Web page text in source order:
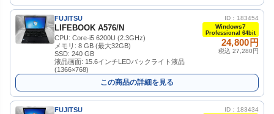
FUJITSU
LIFEBOOK A576/N
CPU: Core-i5 6200U (2.3GHz)
メモリ: 8 GB (最大32GB)
SSD: 240 GB
液晶画面: 15.6インチLEDバックライト液晶
(1366×768)
ID：183454
Windows7
Professional 64bit
24,800円
税込 27,280円
この商品の詳細を見る
FUJITSU
ID：183434